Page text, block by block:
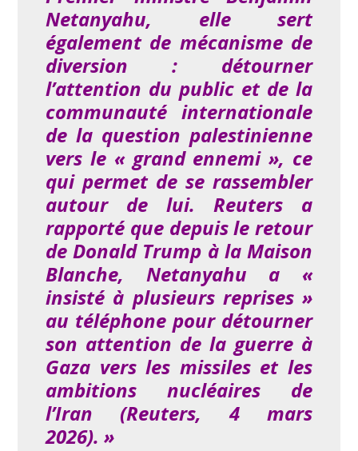
Netanyahu, elle sert
également de mécanisme de
diversion : détourner
l’attention du public et de la
communauté internationale
de la question palestinienne
vers le « grand ennemi », ce
qui permet de se rassembler
autour de lui. Reuters a
rapporté que depuis le retour
de Donald Trump à la Maison
Blanche, Netanyahu a «
insisté à plusieurs reprises »
au téléphone pour détourner
son attention de la guerre à
Gaza vers les missiles et les
ambitions nucléaires de
l’Iran (Reuters, 4 mars
2026). »